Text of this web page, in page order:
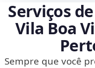
Serviços
Vila Boa
Sempre que você